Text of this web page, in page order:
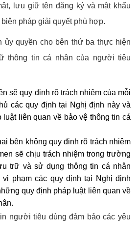
lưu giữ tên đăng ký và mật khẩu
pháp giải quyết phù hợp.
ủy quyền cho bên thứ ba thực hiện
thông tin cá nhân của người tiêu
sẽ quy định rõ trách nhiệm của mỗi
các quy định tại Nghị định này và
liên quan về bảo vệ thông tin cá
bên không quy định rõ trách nhiệm
sẽ chịu trách nhiệm trong trường
trữ và sử dụng thông tin cá nhân
phạm các quy định tại Nghị định
quy định pháp luật liên quan về
người tiêu dùng đảm bảo các yêu